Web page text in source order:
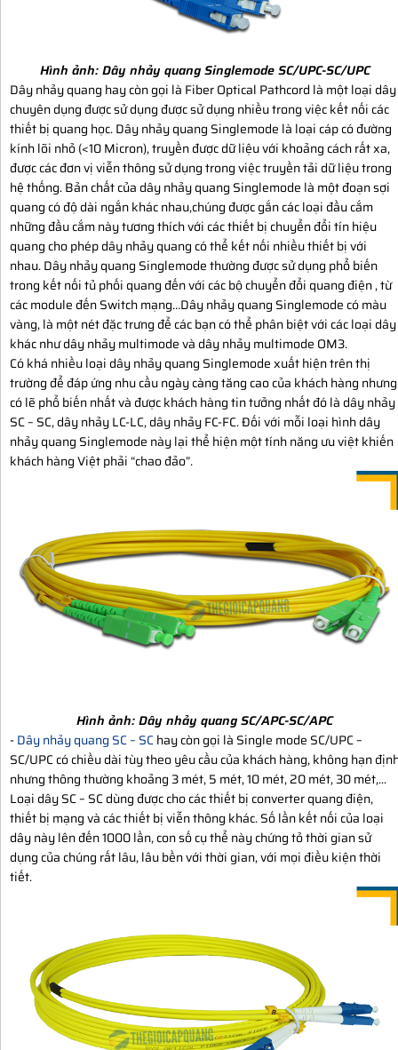
Hình ảnh:Dây nhảy quang Singlemode SC/UPC-SC/UPC
Dây nhảy quang hay còn gọi là Fiber Optical Pathcord là một loại dây
chuyên dụng được sử dụng được sử dụng nhiều trong việc kết nối các
thiết bị quang học. Dây nhảy quang Singlemode là loại cáp có đường
kính lõi nhỏ (<10 Micron), truyền được dữ liệu với khoảng cách rất xa,
được các đơn vị viễn thông sử dụng trong việc truyền tải dữ liệu trong
hệ thống. Bản chất của dây nhảy quang Singlemode là một đoạn sợi
quang có độ dài ngắn khác nhau,chúng được gắn các loại đầu cắm
những đầu cắm này tương thích với các thiết bị chuyển đổi tín hiệu
quang cho phép dây nhảy quang có thể kết nối nhiều thiết bị với
nhau. Dây nhảy quang Singlemode thường được sử dụng phổ biến
trong kết nối tủ phối quang đến với các bộ chuyển đổi quang điện , từ
các module đến Switch mạng…Dây nhảy quang Singlemode có màu
vàng, là một nét đặc trưng để các bạn có thể phân biệt với các loại dây
khác như dây nhảy multimode và dây nhảy multimode OM3.
Có khá nhiều loại dây nhảy quang Singlemode xuất hiện trên thị
trường để đáp ứng nhu cầu ngày càng tăng cao của khách hàng nhưng
có lẽ phổ biến nhất và được khách hàng tin tưởng nhất đó là dây nhảy
SC – SC, dây nhảy LC-LC, dây nhảy FC-FC. Đối với mỗi loại hình dây
nhảy quang Singlemode này lại thể hiện một tính năng ưu việt khiến
khách hàng Việt phải “chao đảo”.
Hình ảnh:Dây nhảy quang SC/APC-SC/APC
-Dây nhảy quang SC – SChay còn gọi là Single mode SC/UPC –
SC/UPC có chiều dài tùy theo yêu cầu của khách hàng, không hạn
nhưng thông thường khoảng 3 mét, 5 mét, 10 mét, 20 mét, 30 mét,...
Loại dây SC – SC dùng được cho các thiết bị converter quang điện,
thiết bị mạng và các thiết bị viễn thông khác. Số lần kết nối của loại
dây này lên đến 1000 lần, con số cụ thể này chứng tỏ thời gian sử
dụng của chúng rất lâu, lâu bền với thời gian, với mọi điều kiện thời
tiết.